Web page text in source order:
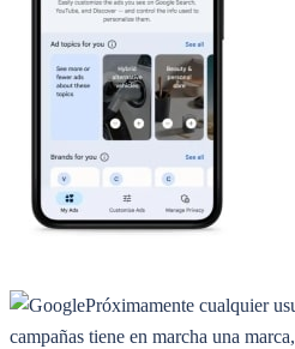
Próximamente cualquier
campañas tiene en marcha una